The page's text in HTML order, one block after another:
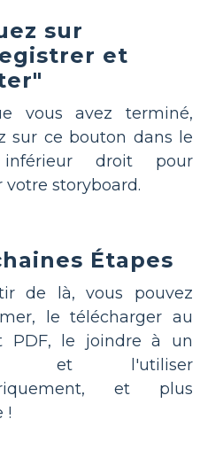
sur
et
vous avez terminé,
sur ce bouton dans le
droit pour
storyboard.
Étapes
de là, vous pouvez
le télécharger au
PDF, le joindre à un
et l'utiliser
et plus
!